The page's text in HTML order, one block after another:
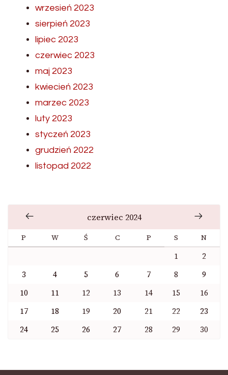
wrzesień 2023
sierpień 2023
lipiec 2023
czerwiec 2023
maj 2023
kwiecień 2023
marzec 2023
luty 2023
styczeń 2023
grudzień 2022
listopad 2022
czerwiec 2024
P W Ś C P S N
1
2
3
4 5 6 7 8
9
10
11 12 13 14 15
16
17
18 19 20 21 22
23
24
25 26 27 28 29 30